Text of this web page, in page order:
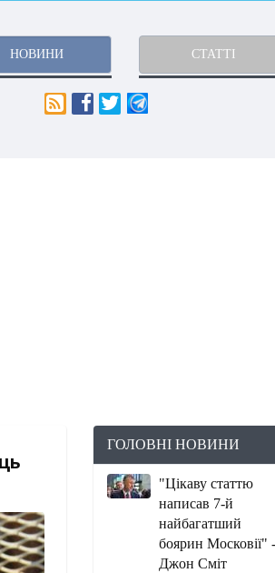
НОВИНИ СТАТТІ
ГОЛОВНІ НОВИНИ
"Цікаву статтю
написав 7-й
найбагатший
боярин Московії" -
Джон Сміт